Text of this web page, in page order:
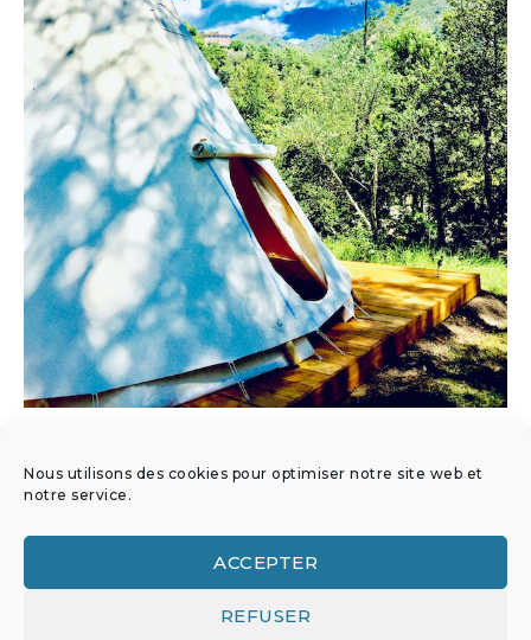
Nous utilisons des cookies pour optimiser notre site web et
notre service.
ACCEPTER
REFUSER
Tipi
La capacité d’accueil du Tipi est de 4 personnes